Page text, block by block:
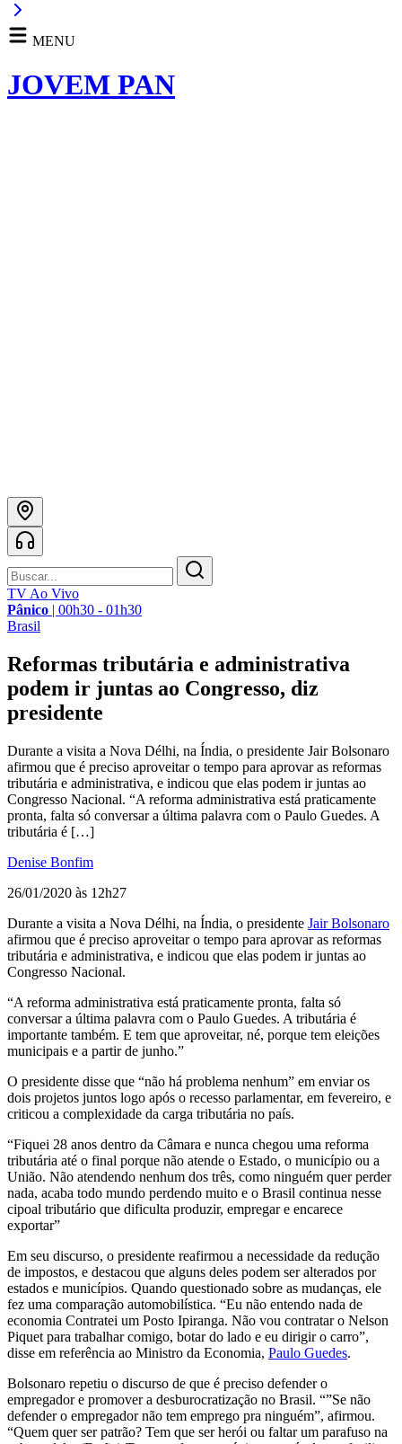
MENU
JOVEM PAN
TV Ao Vivo
Pânico | 00h30 - 01h30
Brasil
Reformas tributária e administrativa
podem ir juntas ao Congresso, diz
presidente
Durante a visita a Nova Délhi, na Índia, o presidente Jair Bolsonaro
afirmou que é preciso aproveitar o tempo para aprovar as reformas
tributária e administrativa, e indicou que elas podem ir juntas ao
Congresso Nacional. “A reforma administrativa está praticamente
pronta, falta só conversar a última palavra com o Paulo Guedes. A
tributária é […]
Denise Bonfim
26/01/2020 às 12h27
Durante a visita a Nova Délhi, na Índia, o presidente Jair Bolsonaro
afirmou que é preciso aproveitar o tempo para aprovar as reformas
tributária e administrativa, e indicou que elas podem ir juntas ao
Congresso Nacional.
“A reforma administrativa está praticamente pronta, falta só
conversar a última palavra com o Paulo Guedes. A tributária é
importante também. E tem que aproveitar, né, porque tem eleições
municipais e a partir de junho.”
O presidente disse que “não há problema nenhum” em enviar os
dois projetos juntos logo após o recesso parlamentar, em fevereiro, e
criticou a complexidade da carga tributária no país.
“Fiquei 28 anos dentro da Câmara e nunca chegou uma reforma
tributária até o final porque não atende o Estado, o município ou a
União. Não atendendo nenhum dos três, como ninguém quer perder
nada, acaba todo mundo perdendo muito e o Brasil continua nesse
cipoal tributário que dificulta produzir, empregar e encarece
exportar”
Em seu discurso, o presidente reafirmou a necessidade da redução
de impostos, e destacou que alguns deles podem ser alterados por
estados e municípios. Quando questionado sobre as mudanças, ele
fez uma comparação automobilística. “Eu não entendo nada de
economia Contratei um Posto Ipiranga. Não vou contratar o Nelson
Piquet para trabalhar comigo, botar do lado e eu dirigir o carro”,
disse em referência ao Ministro da Economia, Paulo Guedes.
Bolsonaro repetiu o discurso de que é preciso defender o
empregador e promover a desburocratização no Brasil. “”Se não
defender o empregador não tem emprego pra ninguém”, afirmou.
“Quem quer ser patrão? Tem que ser herói ou faltar um parafuso na